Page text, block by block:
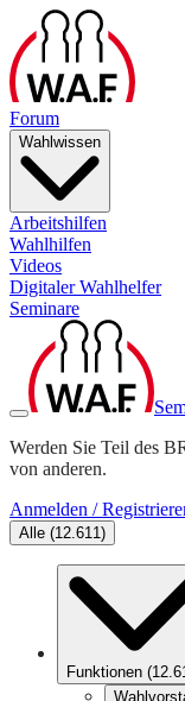
Forum
Wahlwissen
Arbeitshilfen
Wahlhilfen
Videos
Digitaler Wahlhelfer
Seminare
Werden Sie Teil des
von anderen.
Anmelden /
Alle (12.611)
Funktionen (